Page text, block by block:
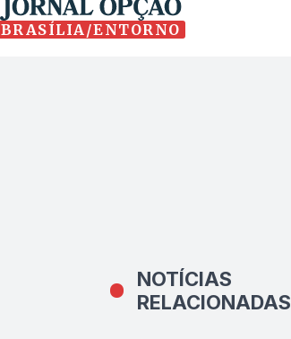
BRASÍLIA/ENTORNO
NOTÍCIAS
RELACIONADAS